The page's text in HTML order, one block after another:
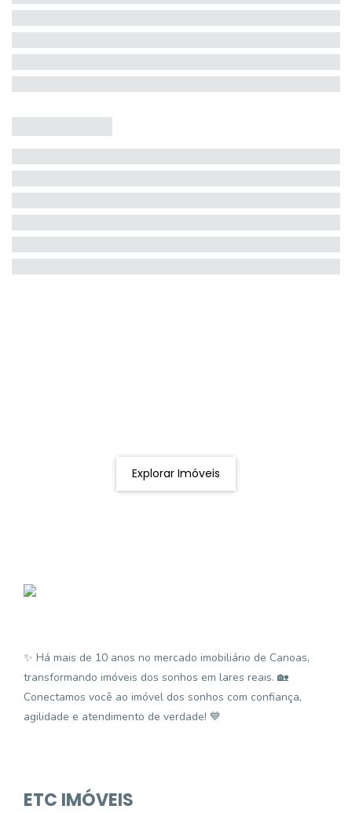
Explorar Imóveis
✨ Há mais de 10 anos no mercado imobiliário de Canoas,
transformando imóveis dos sonhos em lares reais. 🏡
Conectamos você ao imóvel dos sonhos com confiança,
agilidade e atendimento de verdade! 💙
ETC IMÓVEIS